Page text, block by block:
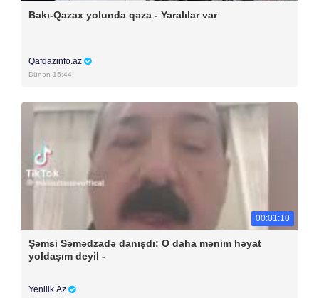
Bakı-Qazax yolunda qəza - Yaralılar var
Qafqazinfo.az
Dünən 15:44
00:01:10
Şəmsi Səmədzadə danışdı: O daha mənim həyat
yoldaşım deyil -
Yenilik.Az